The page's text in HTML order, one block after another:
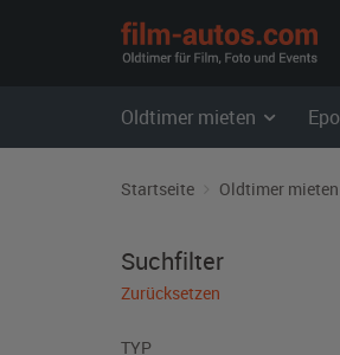
Oldtimer mieten
Startseite Oldtimer mieten
Suchfilter
Zurücksetzen
TYP